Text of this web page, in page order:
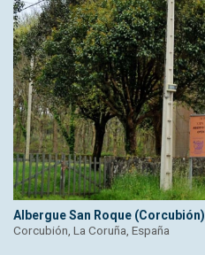
Albergue San Roque (Corcubión)
Corcubión, La Coruña, España